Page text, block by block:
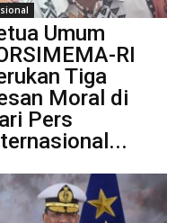
Umum
RI
Tiga
Moral di
Pers